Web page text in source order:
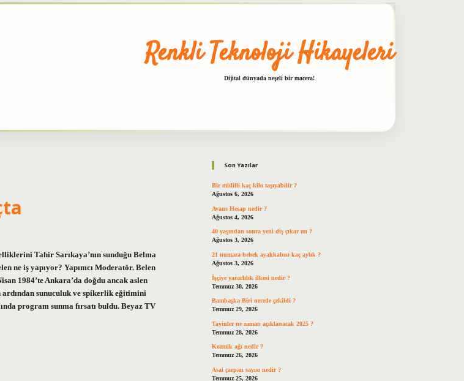
Renkli Teknoloji Hikayeleri
Dijital dünyada neşeli bir macera!
Tahir Sarıkaya’nın sunduğu Belma
ne iş yapıyor? Yapımcı Moderatör. Belen
1984’te Ankara’da doğdu ancak aslen
sunuculuk ve spikerlik eğitimini
program sunma fırsatı buldu. Beyaz TV
Son Yazılar
Bir midilli kaç kilo taşıyabilir ?
Ağustos 6, 2026
Avans Hesap nedir ?
Ağustos 4, 2026
40 yaşından sonra yeni diş çıkar mı ?
Ağustos 3, 2026
21 numara bebek ayakkabısı kaç aylık ?
Ağustos 3, 2026
İşçiye yararlılık ilkesi nedir ?
Temmuz 30, 2026
Bambaşka Biri nerede çekildi ?
Temmuz 29, 2026
Tayinler ne zaman açıklanacak 2025 ?
Temmuz 28, 2026
Kozmik ağı nedir ?
Temmuz 26, 2026
Asal çarpan sayısı nedir ?
Temmuz 25, 2026